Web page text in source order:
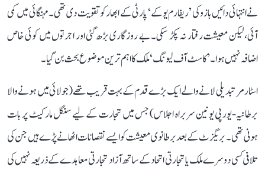
نے انتہائی دائیں بازو کی ’ریفارم یو کے‘ پارٹی کے ابھار کو تقویت دی تھی۔ مہنگائی میں کمی
آئی، لیکن معیشت رفتار نہ پکڑ سکی۔ بے روزگاری بڑھ گئی اور اجرتوں میں کوئی خاص
اضافہ نہیں ہوا۔ ’کاسٹ آف لیونگ‘ ملک کا اہم ترین موضوع بحث بن گیا۔
اسٹارمر تبدیلی لانے والے ایک بڑے قدم کے بہت قریب تھے (جولائی میں ہونے والا
برطانیہ-یورپی یونین سربراہ اجلاس) جس میں تجارت کے لیے سنگل مارکیٹ پر بات
ہونی تھی۔ بریگزٹ کے بعد برطانوی معیشت کو ایسے نقصانات اٹھانے پڑے ہیں جن کی
تلافی کسی دوسرے ملک یا تجارتی اتحاد کے ساتھ آزاد تجارتی معاہدے کے ذریعہ نہیں کی